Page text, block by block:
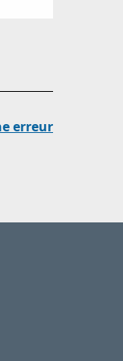
erreur